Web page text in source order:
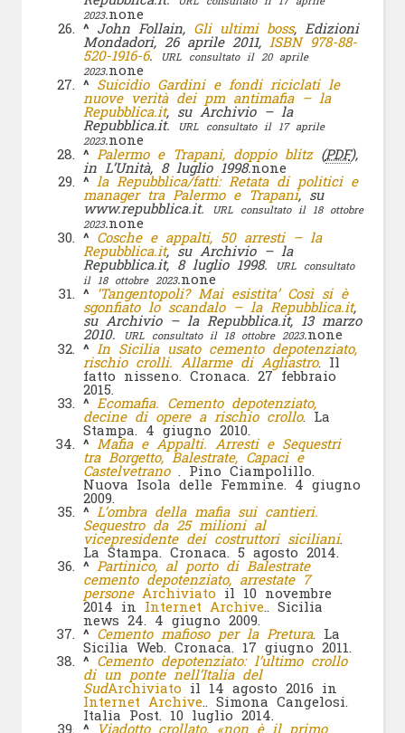
2023.none
^ John Follain, Gli ultimi boss, Edizioni
Mondadori, 26 aprile 2011, ISBN 978-88-
520-1916-6.
URL consultato il 20 aprile
2023.none
^ Suicidio Gardini e fondi riciclati le
nuove verità dei pm antimafia – la
Repubblica.it, su Archivio – la
Repubblica.it.
URL consultato il 17 aprile
2023.none
^ Palermo e Trapani, doppio blitz(PDF),
in L’Unità, 8 luglio 1998.none
^ la Repubblica/fatti: Retata di politici e
manager tra Palermo e Trapani, su
www.repubblica.it.
URL consultato il 18 ottobre
2023.none
^ Cosche e appalti, 50 arresti – la
Repubblica.it, su Archivio – la
Repubblica.it, 8 luglio 1998.
URL consultato
il 18 ottobre 2023.none
^ ‘Tangentopoli? Mai esistita’ Così si è
sgonfiato lo scandalo – la Repubblica.it,
su Archivio – la Repubblica.it, 13 marzo
2010. URL consultato il 18 ottobre 2023.none
^ In Sicilia usato cemento depotenziato,
rischio crolli. Allarme di Agliastro. Il
fatto nisseno. Cronaca. 27 febbraio
2015.
^ Ecomafia. Cemento depotenziato,
decine di opere a rischio crollo. La
Stampa. 4 giugno 2010.
^ Mafia e Appalti. Arresti e Sequestri
tra Borgetto, Balestrate, Capaci e
Castelvetrano . Pino Ciampolillo.
Nuova Isola delle Femmine. 4 giugno
2009.
^ L’ombra della mafia sui cantieri.
Sequestro da 25 milioni al
vicepresidente dei costruttori siciliani.
La Stampa. Cronaca. 5 agosto 2014.
^ Partinico, al porto di Balestrate
cemento depotenziato, arrestate 7
persone Archiviato il 10 novembre
2014 in Internet Archive.. Sicilia
news 24. 4 giugno 2009.
^ Cemento mafioso per la Pretura. La
Sicilia Web. Cronaca. 17 giugno 2011.
^ Cemento depotenziato: l’ultimo crollo
di un ponte nell’Italia del
SudArchiviato il 14 agosto 2016 in
Internet Archive.. Simona Cangelosi.
Italia Post. 10 luglio 2014.
^ Viadotto crollato, «non è il primo